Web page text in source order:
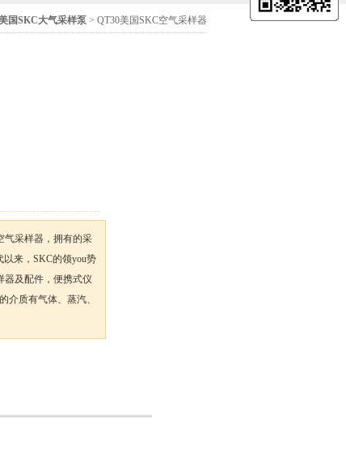
国SKC大气采样泵 > QT30美国SKC空气采样器
气采样器，拥有的采
以来，SKC的领you势
器及配件，便携式仪
介质有气体、蒸汽、